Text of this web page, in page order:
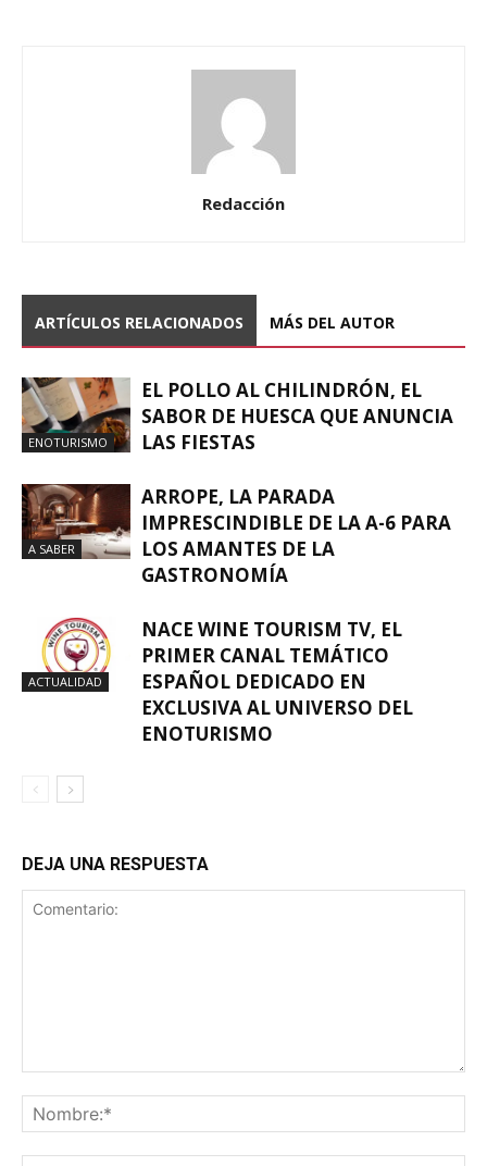
Redacción
ARTÍCULOS RELACIONADOS MÁS DEL AUTOR
ENOTURISMO
EL POLLO AL CHILINDRÓN, EL
SABOR DE HUESCA QUE ANUNCIA
LAS FIESTAS
A SABER
ARROPE, LA PARADA
IMPRESCINDIBLE DE LA A-6 PARA
LOS AMANTES DE LA
GASTRONOMÍA
ACTUALIDAD
NACE WINE TOURISM TV, EL
PRIMER CANAL TEMÁTICO
ESPAÑOL DEDICADO EN
EXCLUSIVA AL UNIVERSO DEL
ENOTURISMO
DEJA UNA RESPUESTA